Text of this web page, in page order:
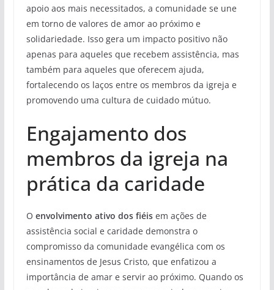
apoio aos mais necessitados, a comunidade se une
em torno de valores de amor ao próximo e
solidariedade. Isso gera um impacto positivo não
apenas para aqueles que recebem assistência, mas
também para aqueles que oferecem ajuda,
fortalecendo os laços entre os membros da igreja e
promovendo uma cultura de cuidado mútuo.
Engajamento dos
membros da igreja na
prática da caridade
O envolvimento ativo dos fiéisem ações de
assistência social e caridade demonstra o
compromisso da comunidade evangélica com os
ensinamentos de Jesus Cristo, que enfatizou a
importância de amar e servir ao próximo. Quando os